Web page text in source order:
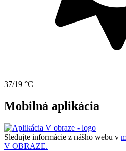
37/19 °C
Mobilná aplikácia
Sledujte informácie z nášho webu v
V OBRAZE.